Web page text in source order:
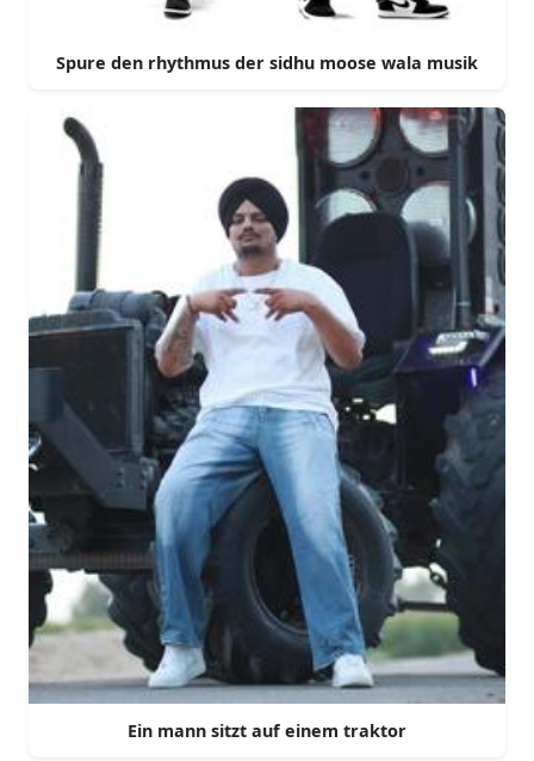
Spure den rhythmus der sidhu moose wala musik
Ein mann sitzt auf einem traktor